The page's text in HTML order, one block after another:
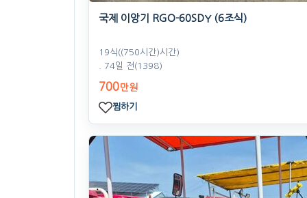
국제 이앙기 RGO-60SDY (6조식)
19식((750시간)시간)
. 74일 전(1398)
700만원
찜하기